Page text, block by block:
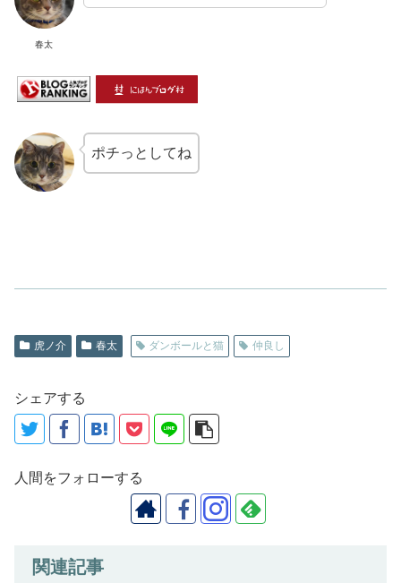
春太
ポチっとしてね
虎ノ介 春太 ダンボールと猫 仲良し
シェアする
人間をフォローする
関連記事